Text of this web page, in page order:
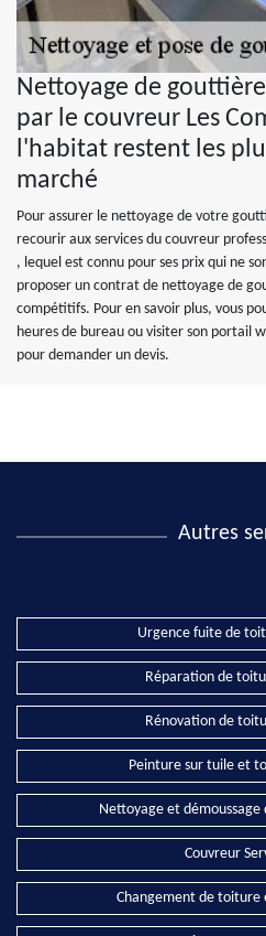
Nettoyage de
par le couvreur Les
l'habitat restent les
marché
Pour assurer le nettoyage de votre
recourir aux services du couvreur
, lequel est connu pour ses prix qui ne
proposer un contrat de nettoyage de
compétitifs. Pour en savoir plus, vous
heures de bureau ou visiter son portail
pour demander un devis.
Autres
Urgence fuite de
Réparation de
Rénovation de
Peinture sur tuile et
Nettoyage et
Couvreur
Changement de toiture